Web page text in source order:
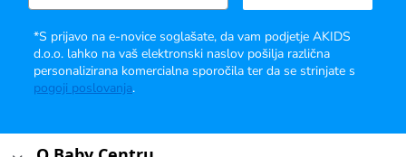
*S prijavo na e-novice soglašate, da vam podjetje AKIDS
d.o.o. lahko na vaš elektronski naslov pošilja različna
personalizirana komercialna sporočila ter da se strinjate s
pogoji poslovanja.